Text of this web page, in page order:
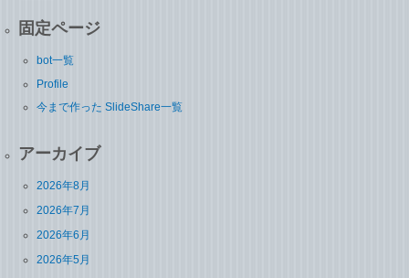
固定ページ
bot一覧
Profile
今まで作った SlideShare一覧
アーカイブ
2026年8月
2026年7月
2026年6月
2026年5月